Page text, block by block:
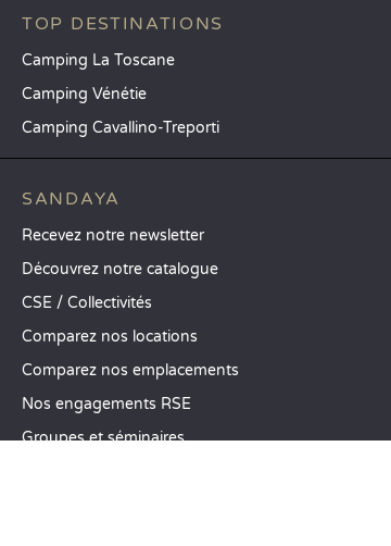
TOP DESTINATIONS
Camping La Toscane
Camping Vénétie
Camping Cavallino-Treporti
SANDAYA
Recevez notre newsletter
Découvrez notre catalogue
CSE / Collectivités
Comparez nos locations
Comparez nos emplacements
Nos engagements RSE
Groupes et séminaires